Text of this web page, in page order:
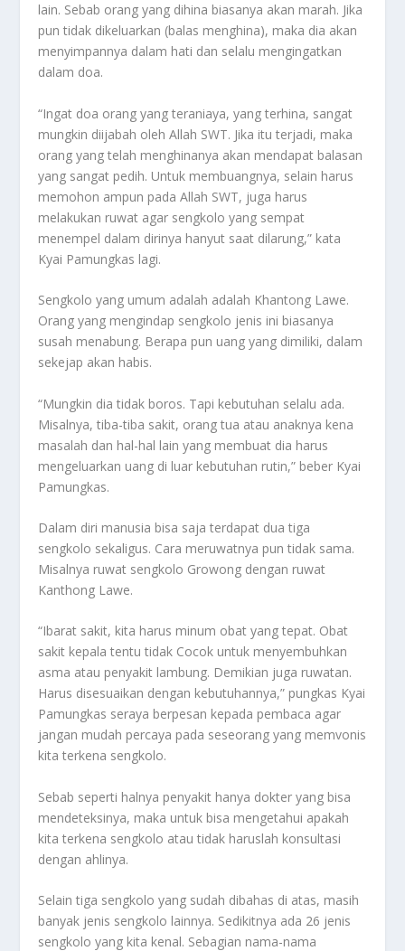
lain. Sebab orang yang dihina biasanya akan marah. Jika
pun tidak dikeluarkan (balas menghina), maka dia akan
menyimpannya dalam hati dan selalu mengingatkan
dalam doa.
“Ingat doa orang yang teraniaya, yang terhina, sangat
mungkin diijabah oleh Allah SWT. Jika itu terjadi, maka
orang yang telah menghinanya akan mendapat balasan
yang sangat pedih. Untuk membuangnya, selain harus
memohon ampun pada Allah SWT, juga harus
melakukan ruwat agar sengkolo yang sempat
menempel dalam dirinya hanyut saat dilarung,” kata
Kyai Pamungkas lagi.
Sengkolo yang umum adalah adalah Khantong Lawe.
Orang yang mengindap sengkolo jenis ini biasanya
susah menabung. Berapa pun uang yang dimiliki, dalam
sekejap akan habis.
“Mungkin dia tidak boros. Tapi kebutuhan selalu ada.
Misalnya, tiba-tiba sakit, orang tua atau anaknya kena
masalah dan hal-hal lain yang membuat dia harus
mengeluarkan uang di luar kebutuhan rutin,” beber Kyai
Pamungkas.
Dalam diri manusia bisa saja terdapat dua tiga
sengkolo sekaligus. Cara meruwatnya pun tidak sama.
Misalnya ruwat sengkolo Growong dengan ruwat
Kanthong Lawe.
“Ibarat sakit, kita harus minum obat yang tepat. Obat
sakit kepala tentu tidak Cocok untuk menyembuhkan
asma atau penyakit lambung. Demikian juga ruwatan.
Harus disesuaikan dengan kebutuhannya,” pungkas Kyai
Pamungkas seraya berpesan kepada pembaca agar
jangan mudah percaya pada seseorang yang memvonis
kita terkena sengkolo.
Sebab seperti halnya penyakit hanya dokter yang bisa
mendeteksinya, maka untuk bisa mengetahui apakah
kita terkena sengkolo atau tidak haruslah konsultasi
dengan ahlinya.
Selain tiga sengkolo yang sudah dibahas di atas, masih
banyak jenis sengkolo lainnya. Sedikitnya ada 26 jenis
sengkolo yang kita kenal. Sebagian nama-nama